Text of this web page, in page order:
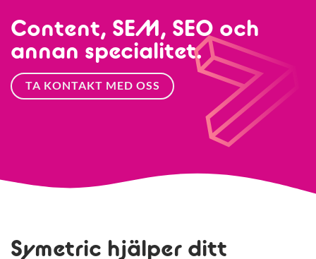
Content, SEM, SEO och
annan specialitet.
TA KONTAKT MED OSS
Symetric hjälper ditt